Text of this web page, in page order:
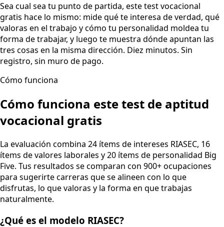
Sea cual sea tu punto de partida, este test vocacional
gratis hace lo mismo: mide qué te interesa de verdad, qué
valoras en el trabajo y cómo tu personalidad moldea tu
forma de trabajar, y luego te muestra dónde apuntan las
tres cosas en la misma dirección. Diez minutos. Sin
registro, sin muro de pago.
Cómo funciona
Cómo funciona este test de aptitud
vocacional gratis
La evaluación combina 24 ítems de intereses RIASEC, 16
ítems de valores laborales y 20 ítems de personalidad Big
Five. Tus resultados se comparan con 900+ ocupaciones
para sugerirte carreras que se alineen con lo que
disfrutas, lo que valoras y la forma en que trabajas
naturalmente.
¿Qué es el modelo RIASEC?